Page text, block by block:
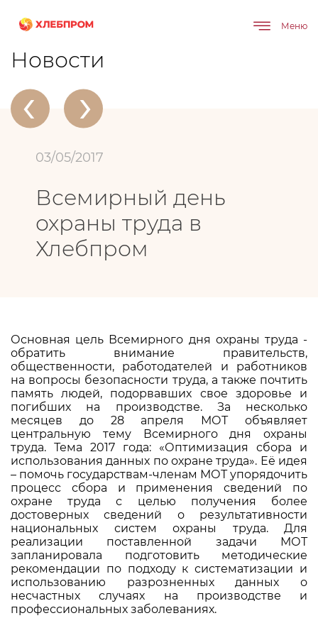
Меню
Главная О компании Всемирный день охраны труда в Хлебпром
Новости
‹ ›
03/05/2017
Всемирный день
охраны труда в
Хлебпром
Основная цель Всемирного дня охраны труда -
обратить внимание правительств,
общественности, работодателей и работников
на вопросы безопасности труда, а также почтить
память людей, подорвавших свое здоровье и
погибших на производстве. За несколько
месяцев до 28 апреля МОТ объявляет
центральную тему Всемирного дня охраны
труда. Тема 2017 года: «Оптимизация сбора и
использования данных по охране труда». Её идея
– помочь государствам-членам МОТ упорядочить
процесс сбора и применения сведений по
охране труда с целью получения более
достоверных сведений о результативности
национальных систем охраны труда. Для
реализации поставленной задачи МОТ
запланировала подготовить методические
рекомендации по подходу к систематизации и
использованию разрозненных данных о
несчастных случаях на производстве и
профессиональных заболеваниях.